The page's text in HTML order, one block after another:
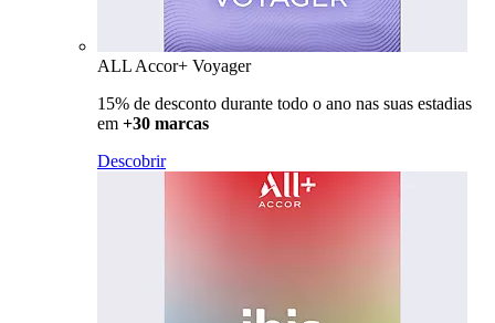
ALL Accor+ Voyager
15% de desconto durante todo o ano nas suas estadias
em +30 marcas
Descobrir